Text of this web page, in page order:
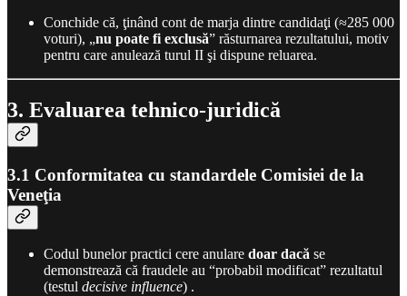
Conchide că, ţinând cont de marja dintre candidaţi (≈285 000
voturi), „nu poate fi exclusă” răsturnarea rezultatului, motiv
pentru care anulează turul II şi dispune reluarea.
3. Evaluarea tehnico-juridică
3.1 Conformitatea cu standardele Comisiei de la
Veneţia
Codul bunelor practici cere anulare doar dacă se
demonstrează că fraudele au “probabil modificat” rezultatul
(testul decisive influence) .